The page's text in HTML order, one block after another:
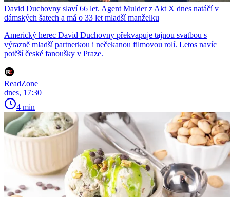
David Duchovny slaví 66 let. Agent Mulder z Akt X dnes natáčí v
dámských šatech a má o 33 let mladší manželku
Americký herec David Duchovny překvapuje tajnou svatbou s
výrazně mladší partnerkou i nečekanou filmovou rolí. Letos navíc
potěší české fanoušky v Praze.
ReadZone
dnes, 17:30
4 min